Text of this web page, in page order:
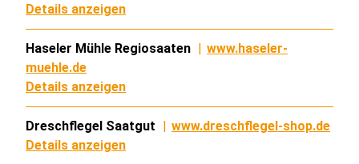
Details anzeigen
Haseler Mühle Regiosaaten
www.haseler-
muehle.de
Details anzeigen
Dreschflegel Saatgut
www.dreschflegel-shop.de
Details anzeigen